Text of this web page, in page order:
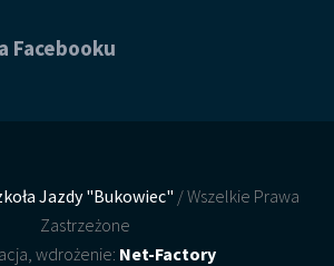
Facebooku
Jazdy "Bukowiec" / Wszelkie Prawa
Zastrzeżone
wdrożenie: Net-Factory